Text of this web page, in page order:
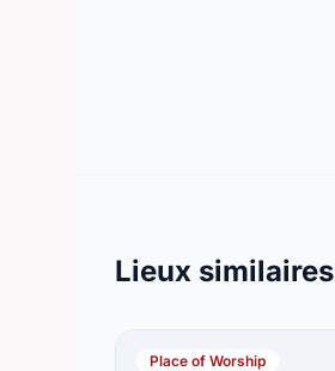
Lieux similaires
Place of Worship